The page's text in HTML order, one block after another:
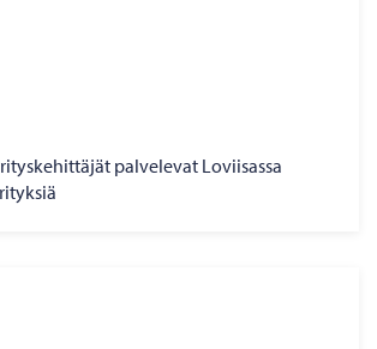
palvelevat Loviisassa